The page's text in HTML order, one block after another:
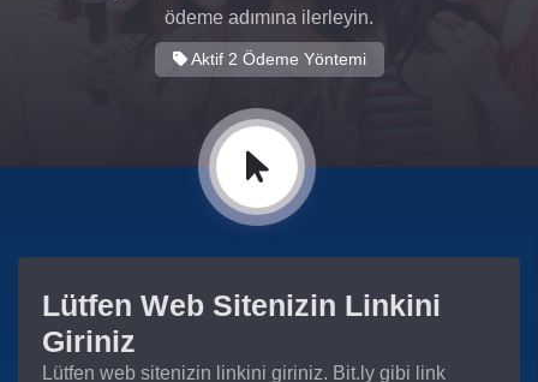
ödeme adımına ilerleyin.
Aktif 2 Ödeme Yöntemi
Lütfen Web Sitenizin Linkini
Giriniz
Lütfen web sitenizin linkini giriniz. Bit.ly gibi link